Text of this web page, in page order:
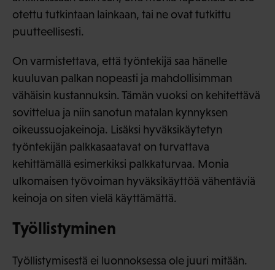
otettu tutkintaan lainkaan, tai ne ovat tutkittu
puutteellisesti.
On varmistettava, että työntekijä saa hänelle
kuuluvan palkan nopeasti ja mahdollisimman
vähäisin kustannuksin. Tämän vuoksi on kehitettävä
sovittelua ja niin sanotun matalan kynnyksen
oikeussuojakeinoja. Lisäksi hyväksikäytetyn
työntekijän palkkasaatavat on turvattava
kehittämällä esimerkiksi palkkaturvaa. Monia
ulkomaisen työvoiman hyväksikäyttöä vähentäviä
keinoja on siten vielä käyttämättä.
Työllistyminen
Työllistymisestä ei luonnoksessa ole juuri mitään.